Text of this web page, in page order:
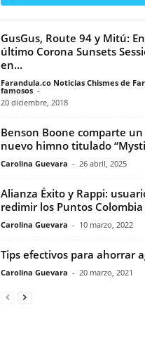
GusGus, Route 94 y Mitú:
último Corona Sunsets
en...
Farandula.co Noticias Chismes de
famosos -
20 diciembre, 2018
Benson Boone comparte
nuevo himno titulado
Carolina Guevara - 26 abril, 2025
Alianza Éxito y Rappi:
redimir los Puntos
Carolina Guevara - 10 marzo, 2022
Tips efectivos para ahorrar
Carolina Guevara - 20 marzo, 2021